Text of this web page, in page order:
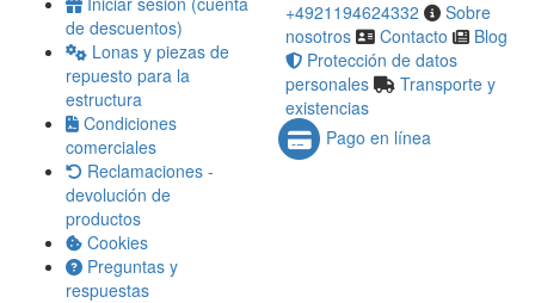
de descuentos)
Lonas y piezas de
repuesto para la
estructura
Condiciones
comerciales
Reclamaciones -
devolución de
productos
Cookies
Preguntas y
respuestas
+4921194624332
Sobre
nosotros
Contacto
Blog
Protección de datos
personales
Transporte y
existencias
Pago en línea